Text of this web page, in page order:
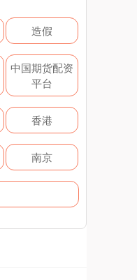
造假
中国期货配资
平台
香港
南京